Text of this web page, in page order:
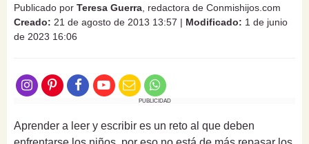
Publicado por Teresa Guerra , redactora de Conmishijos.com
Creado: 21 de agosto de 2013 13:57 | Modificado: 1 de junio
de 2023 16:06
PUBLICIDAD
Aprender a leer y escribir es un reto al que deben